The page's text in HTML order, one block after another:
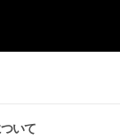
タ塗りに少し
いて